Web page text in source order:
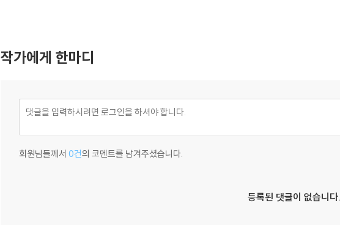
작가에게 한마디
회원님들께서 0건의 코멘트를 남겨주셨습니다.
등록된 댓글이 없습니다.